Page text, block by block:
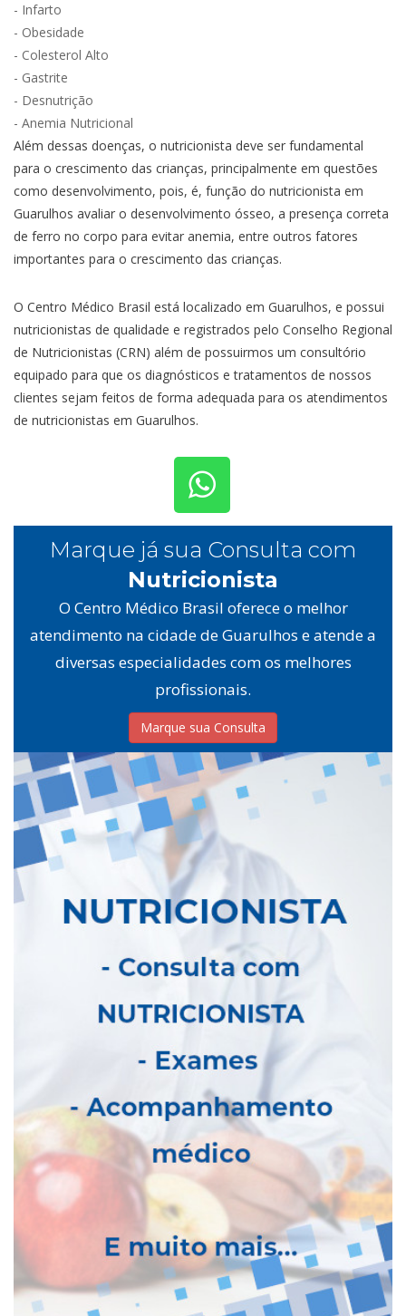
- Infarto
- Obesidade
- Colesterol Alto
- Gastrite
- Desnutrição
- Anemia Nutricional
Além dessas doenças, o nutricionista deve ser fundamental
para o crescimento das crianças, principalmente em questões
como desenvolvimento, pois, é, função do nutricionista em
Guarulhos avaliar o desenvolvimento ósseo, a presença correta
de ferro no corpo para evitar anemia, entre outros fatores
importantes para o crescimento das crianças.
O Centro Médico Brasil está localizado em Guarulhos, e possui
nutricionistas de qualidade e registrados pelo Conselho Regional
de Nutricionistas (CRN) além de possuirmos um consultório
equipado para que os diagnósticos e tratamentos de nossos
clientes sejam feitos de forma adequada para os atendimentos
de nutricionistas em Guarulhos.
Marque já sua Consulta com
Nutricionista
O Centro Médico Brasil oferece o melhor
atendimento na cidade de Guarulhos e atende a
diversas especialidades com os melhores
profissionais.
Marque sua Consulta